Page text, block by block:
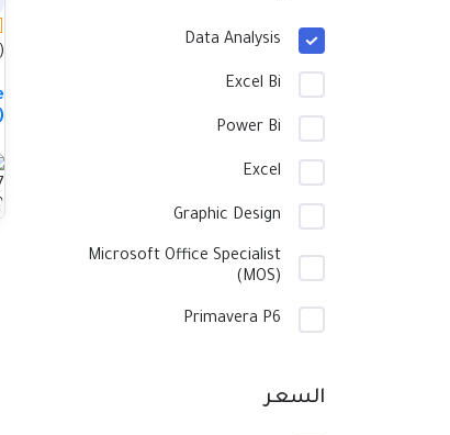
Data Analysis
Excel Bi
Power Bi
Excel
Graphic Design
Microsoft Office Specialist
(MOS)
Primavera P6
السعر
(0/0)